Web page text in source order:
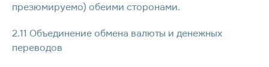
презюмируемо) обеими сторонами.
2.11 Объединение обмена валюты и денежных
переводов